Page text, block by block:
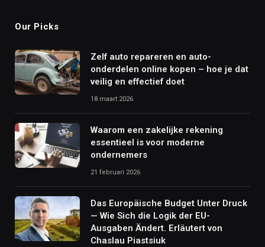
Our Picks
Zelf auto repareren en auto-
onderdelen online kopen – hoe je dat
veilig en effectief doet
18 maart 2026
Waarom een zakelijke rekening
essentieel is voor moderne
ondernemers
21 februari 2026
Das Europäische Budget Unter Druck
— Wie Sich die Logik der EU-
Ausgaben Ändert. Erläutert von
Chaslau Piastsiuk